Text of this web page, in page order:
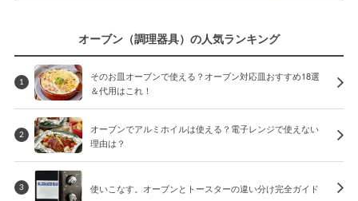
オーブン（調理器具）の人気ランキング
1
そのお皿オーブンで使える？オーブン対応皿おすすめ18選
＆代用はこれ！
2
オーブンでアルミホイルは使える？電子レンジで使えない
理由は？
3 使いこなす。オーブンとトースターの違い分け完全ガイド